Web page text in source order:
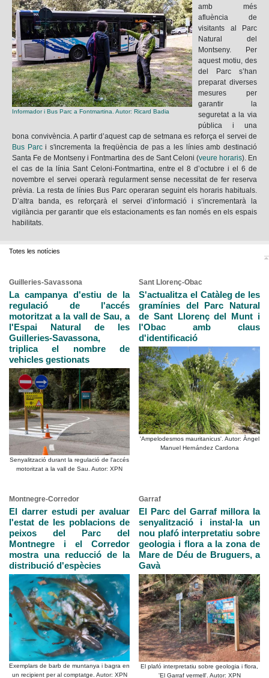
Informador i Bus Parc a Fontmartina. Autor: Ricard Badia
amb més
afluència de
visitants al Parc
Natural del
Montseny. Per
aquest motiu, des
del Parc s’han
preparat diverses
mesures per
garantir la
seguretat a la via
pública i una
bona convivència. A partir d’aquest cap de setmana es reforça el servei de
Bus Parci s'incrementa la freqüència de pas a les línies amb destinació
Santa Fe de Montseny i Fontmartina des de Sant Celoni (veure horaris). En
el cas de la línia Sant Celoni-Fontmartina, entre el 8 d’octubre i el 6 de
novembre el servei operarà regularment sense necessitat de fer reserva
prèvia. La resta de línies Bus Parc operaran seguint els horaris habituals.
D’altra banda, es reforçarà el servei d’informació i s’incrementarà la
vigilància per garantir que els estacionaments es fan només en els espais
habilitats.
Totes les notícies
Guilleries-Savassona
La campanya d'estiu de la
regulació de l'accés
motoritzat a la vall de Sau, a
l'Espai Natural de les
Guilleries-Savassona,
triplica el nombre de
vehicles gestionats
Senyalització durant la regulació de l'accés
motoritzat a la vall de Sau. Autor: XPN
Sant Llorenç-Obac
S'actualitza el Catàleg de les
gramínies del Parc Natural
de Sant Llorenç del Munt i
l'Obac amb claus
d'identificació
'Ampelodesmos mauritanicus'. Autor: Àngel
Manuel Hernández Cardona
Montnegre-Corredor
El darrer estudi per avaluar
l'estat de les poblacions de
peixos del Parc del
Montnegre i el Corredor
mostra una reducció de la
distribució d'espècies
Exemplars de barb de muntanya i bagra en
un recipient per al comptatge. Autor: XPN
Garraf
El Parc del Garraf millora la
senyalització i instal·la un
nou plafó interpretatiu sobre
geologia i flora a la zona de
Mare de Déu de Bruguers, a
Gavà
El plafó interpretatiu sobre geologia i flora,
'El Garraf vermell'. Autor: XPN